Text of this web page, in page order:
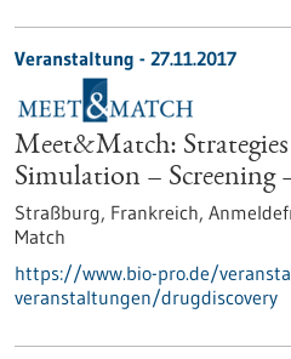
Veranstaltung - 27.11.2017
Meet&Match:
Simulation – Screening
Straßburg, Frankreich,
Match
https://www.bio-pro.de/
veranstaltungen/drugdiscovery